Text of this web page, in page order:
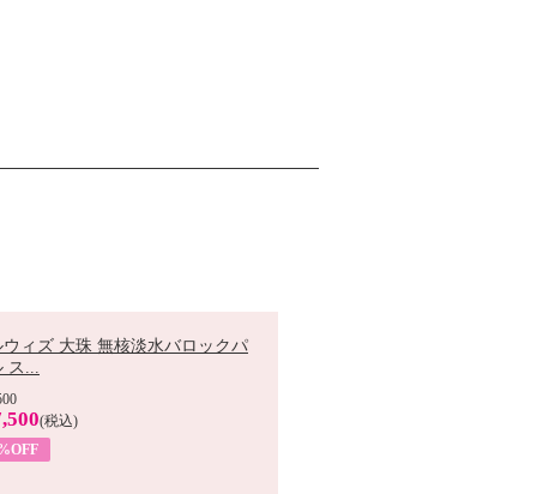
ウィズ 大珠 無核淡水バロックパ
ス...
(税込)